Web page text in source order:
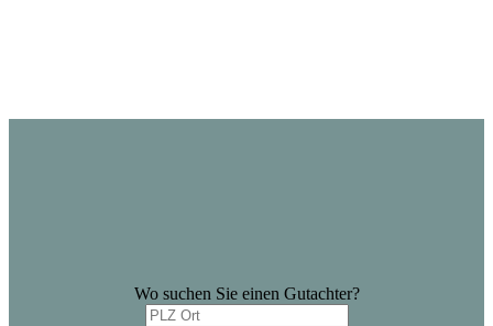
Wo suchen Sie einen Gutachter?